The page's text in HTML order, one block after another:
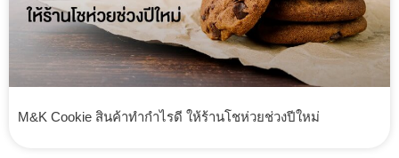
M&K Cookie สินค้าทำกำไรดี ให้ร้านโชห่วยช่วงปีใหม่